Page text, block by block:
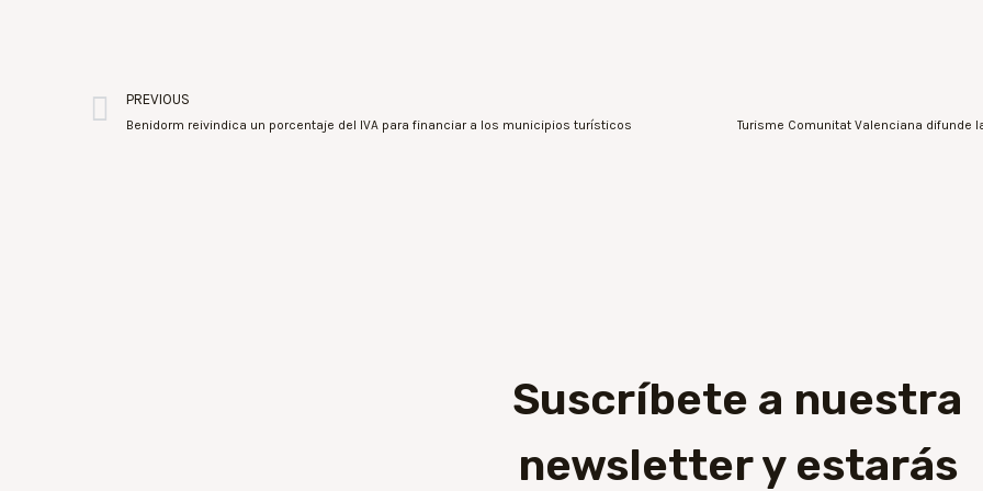
PREVIOUS
Benidorm reivindica un porcentaje del IVA para financiar a los municipios turísticos
Suscríbete a nuestra
newsletter y estarás